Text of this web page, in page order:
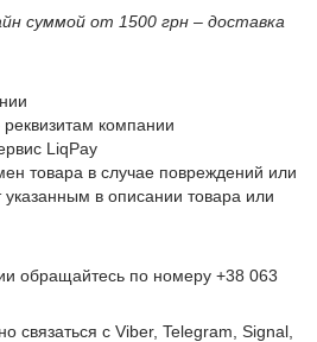
суммой от 1500 грн – доставка
компании
LiqPay
товара в случае повреждений или
указанным в описании товара или
обращайтесь по номеру +38 063
связаться с Viber, Telegram, Signal,